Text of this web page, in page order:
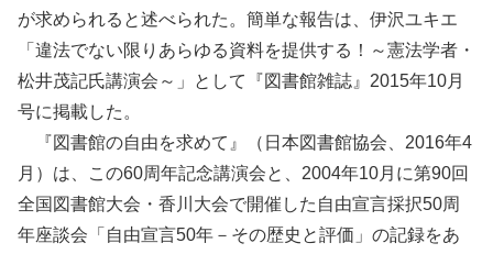
が求められると述べられた。簡単な報告は、伊沢ユキエ
「違法でない限りあらゆる資料を提供する！～憲法学者・
松井茂記氏講演会～」として『図書館雑誌』2015年10月
号に掲載した。
『図書館の自由を求めて』（日本図書館協会、2016年4
月）は、この60周年記念講演会と、2004年10月に第90回
全国図書館大会・香川大会で開催した自由宣言採択50周
年座談会「自由宣言50年－その歴史と評価」の記録をあ